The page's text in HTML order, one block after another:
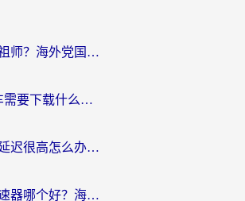
德国怎么玩最强祖师？海外党国服游戏加速器选择全攻略（附宝可梦Online实测）
在国外玩QQ飞车需要下载什么加速器呢？海外党亲测有效的国服游戏加速指南
雪糕工厂国外玩延迟很高怎么办？海外玩家国服游戏加速终极攻略（附实测推荐）
打江南百景图加速器哪个好？海外党踩坑N次后，终于找到不卡的秘诀